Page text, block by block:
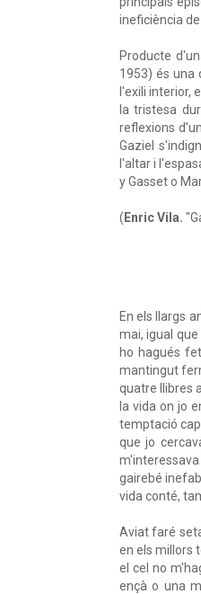
ineficiència
Producte
1953) és una
l'exili interior,
la tristesa
reflexions
Gaziel
l'altar i
y Gasset o
( Enric Vila.
En els llargs
mai, igual
ho hagués
mantingut
quatre llibres
la vida on jo
temptació
que jo
gairebé
vida conté,
Aviat faré
en els millors
el cel no
ençà o una